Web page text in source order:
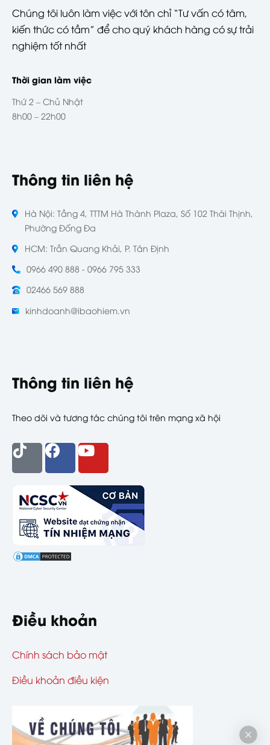
Chúng tôi luôn làm việc với tôn chỉ “Tư vấn có tâm,
kiến thức có tầm” để cho quý khách hàng có sự trải
nghiệm tốt nhất
Thời gian làm việc
Thứ 2 – Chủ Nhật
8h00 – 22h00
Thông tin liên hệ
Hà Nội: Tầng 4, TTTM Hà Thành Plaza, Số 102 Thái Thịnh,
Phường Đống Đa
HCM: Trần Quang Khải, P. Tân Định
0966 490 888 - 0966 795 333
02466 569 888
kinhdoanh@ibaohiem.vn
Thông tin liên hệ
Theo dõi và tương tác chúng tôi trên mạng xã hội
Điều khoản
Chính sách bảo mật
Điều khoản điều kiện